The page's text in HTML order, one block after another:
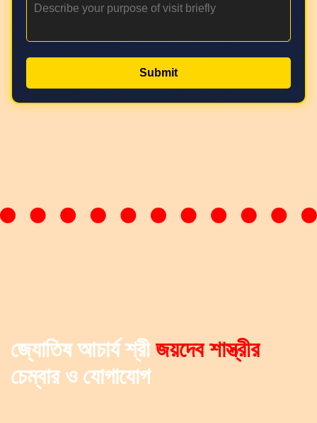
Submit
জ্যোতিষ আচার্য শ্রীজয়দেব শাস্ত্রীর
চেম্বার ও যোগাযোগ